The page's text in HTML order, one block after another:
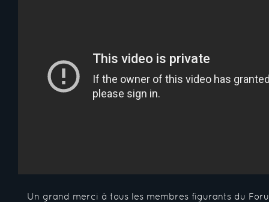
Un grand merci à tous les membres figurants du